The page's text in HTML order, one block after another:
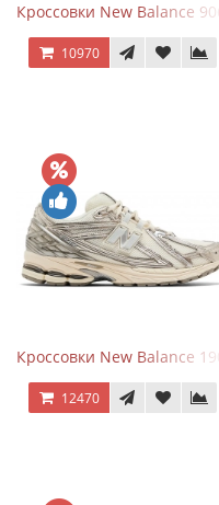
Кроссовки New Balance
10970
Кроссовки New Balance
12470